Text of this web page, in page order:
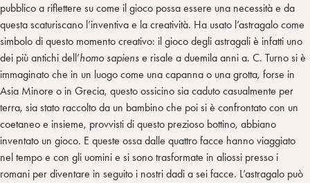
pubblico a riflettere su come il gioco possa essere una necessità e da
questa scaturiscano l’inventiva e la creatività. Ha usato l’astragalo come
simbolo di questo momento creativo: il gioco degli astragali è infatti uno
dei più antichi dell’homo sapiens e risale a duemila anni a. C. Turno si è
immaginato che in un luogo come una capanna o una grotta, forse in
Asia Minore o in Grecia, questo ossicino sia caduto casualmente per
terra, sia stato raccolto da un bambino che poi si è confrontato con un
coetaneo e insieme, provvisti di questo prezioso bottino, abbiano
inventato un gioco. E queste ossa dalle quattro facce hanno viaggiato
nel tempo e con gli uomini e si sono trasformate in aliossi presso i
romani per diventare in seguito i nostri dadi a sei facce. L’astragalo può